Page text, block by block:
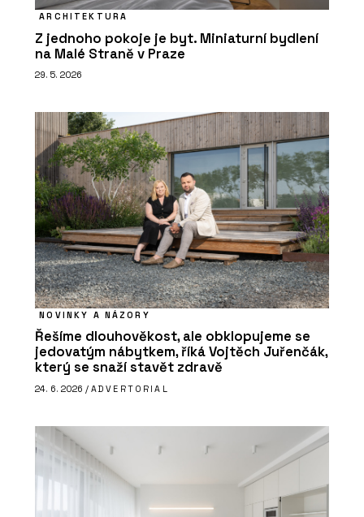
ARCHITEKTURA
Z jednoho pokoje je byt. Miniaturní bydlení
na Malé Straně v Praze
29. 5. 2026
NOVINKY A NÁZORY
Řešíme dlouhověkost, ale obklopujeme se
jedovatým nábytkem, říká Vojtěch Juřenčák,
který se snaží stavět zdravě
24. 6. 2026 / ADVERTORIAL